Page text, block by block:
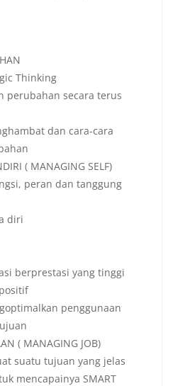
Thinking
perubahan secara terus
dan cara-cara
( MANAGING SELF)
peran dan tanggung
diri
berprestasi yang tinggi
penggunaan
( MANAGING JOB)
suatu tujuan yang jelas
mencapainya SMART